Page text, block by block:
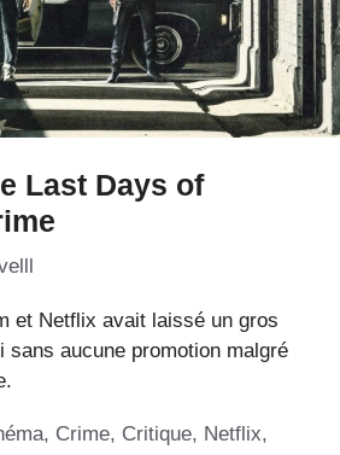
Last Days of
et Netflix avait laissé un gros
sans aucune promotion malgré
, Crime, Critique, Netflix,